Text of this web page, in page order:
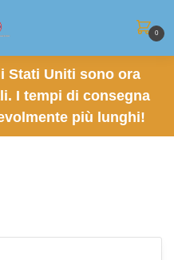
0
Stati Uniti sono ora
I tempi di consegna
più lunghi!